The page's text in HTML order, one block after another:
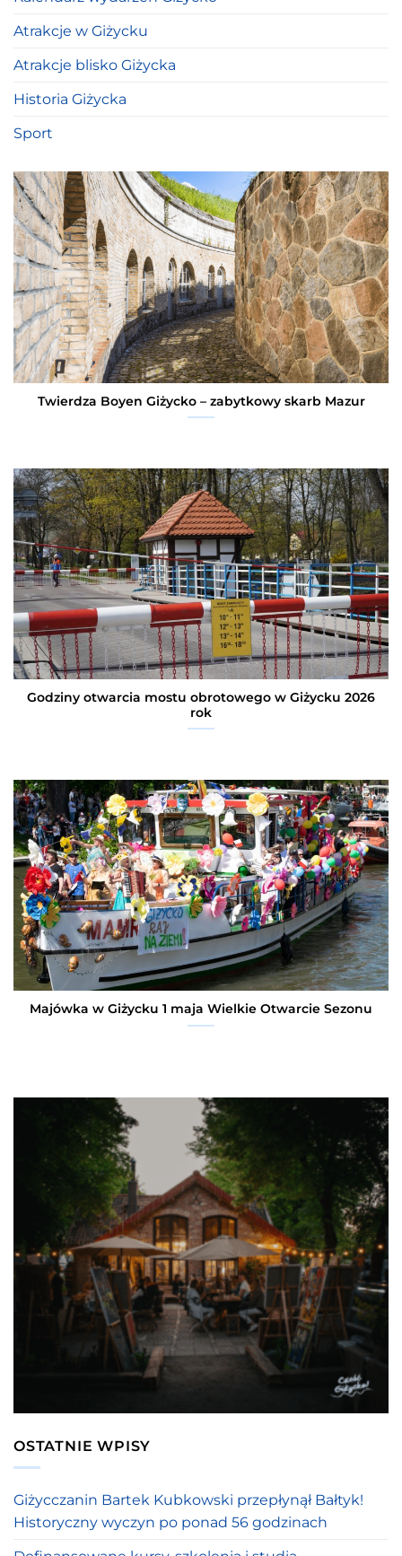
Atrakcje w Giżycku
Atrakcje blisko Giżycka
Historia Giżycka
Sport
Twierdza Boyen Giżycko – zabytkowy skarb Mazur
Godziny otwarcia mostu obrotowego w Giżycku 2026
rok
Majówka w Giżycku 1 maja Wielkie Otwarcie Sezonu
OSTATNIE WPISY
Giżycczanin Bartek Kubkowski przepłynął Bałtyk!
Historyczny wyczyn po ponad 56 godzinach